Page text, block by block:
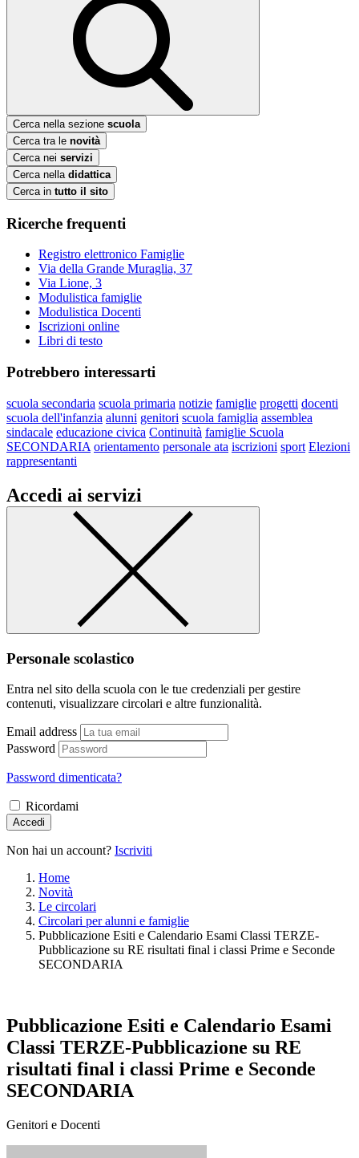
Cerca nella sezione scuola
Cerca tra le novità
Cerca nei servizi
Cerca nella didattica
Cerca in tutto il sito
Ricerche frequenti
Registro elettronico Famiglie
Via della Grande Muraglia, 37
Via Lione, 3
Modulistica famiglie
Modulistica Docenti
Iscrizioni online
Libri di testo
Potrebbero interessarti
scuola secondaria scuola primaria notizie famiglie progetti docenti
scuola dell'infanzia alunni genitori scuola famiglia assemblea
sindacale educazione civica Continuità famiglie Scuola
SECONDARIA orientamento personale ata iscrizioni sport Elezioni
rappresentanti
Accedi ai servizi
Personale scolastico
Entra nel sito della scuola con le tue credenziali per gestire
contenuti, visualizzare circolari e altre funzionalità.
Email address
Password
Password dimenticata?
Ricordami
Accedi
Non hai un account? Iscriviti
Home
Novità
Le circolari
Circolari per alunni e famiglie
Pubblicazione Esiti e Calendario Esami Classi TERZE-
Pubblicazione su RE risultati final i classi Prime e Seconde
SECONDARIA
Pubblicazione Esiti e Calendario Esami
Classi TERZE-Pubblicazione su RE
risultati final i classi Prime e Seconde
SECONDARIA
Genitori e Docenti